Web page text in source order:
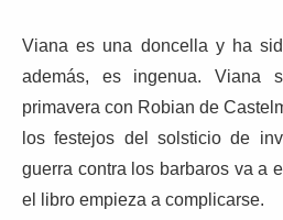
Viana es una doncella y ha
además, es ingenua. Viana
primavera con Robian de
los festejos del solsticio de
guerra contra los barbaros va a
el libro empieza a complicarse.